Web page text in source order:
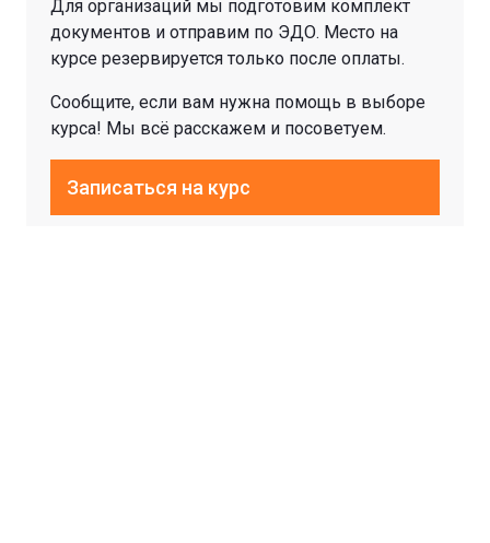
Для организаций мы подготовим комплект
документов и отправим по ЭДО. Место на
курсе резервируется только после оплаты.
Сообщите, если вам нужна помощь в выборе
курса! Мы всё расскажем и посоветуем.
Записаться на курс